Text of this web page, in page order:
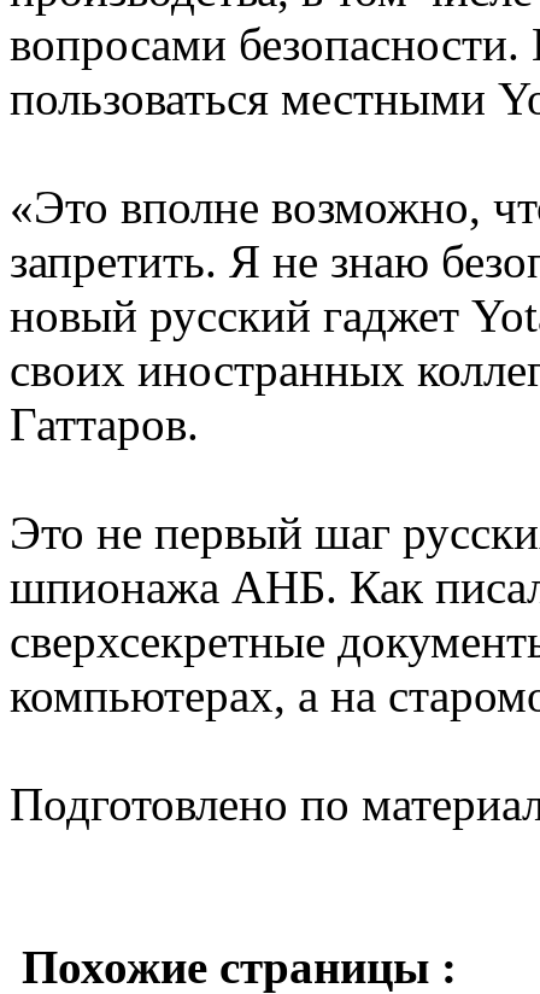
вопросами
пользоваться местными
«Это вполне возможно,
запретить. Я не знаю
новый русский гаджет
своих иностранных
Гаттаров.
Это не первый шаг
шпионажа АНБ. Как
сверхсекретные
компьютерах, а на
Подготовлено по
Похожие страницы :